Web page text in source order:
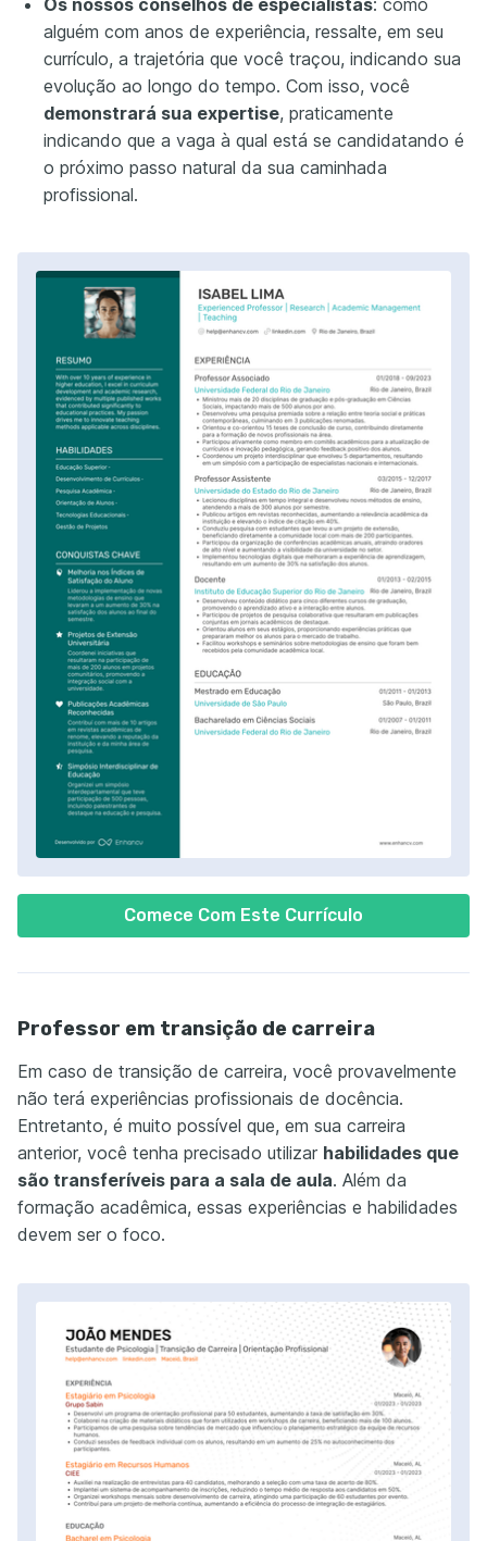
Comece Com Este Currículo
Os nossos conselhos de especialistas: como
alguém com anos de experiência, ressalte, em seu
currículo, a trajetória que você traçou, indicando sua
evolução ao longo do tempo. Com isso, você
demonstrará sua expertise, praticamente
indicando que a vaga à qual está se candidatando é
o próximo passo natural da sua caminhada
profissional.
Professor em transição de carreira
Em caso de transição de carreira, você provavelmente
não terá experiências profissionais de docência.
Entretanto, é muito possível que, em sua carreira
anterior, você tenha precisado utilizar habilidades que
são transferíveis para a sala de aula. Além da
formação acadêmica, essas experiências e habilidades
devem ser o foco.